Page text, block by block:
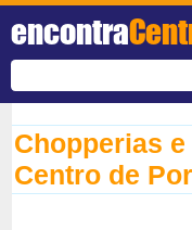
encontra
Chopperias
Centro de